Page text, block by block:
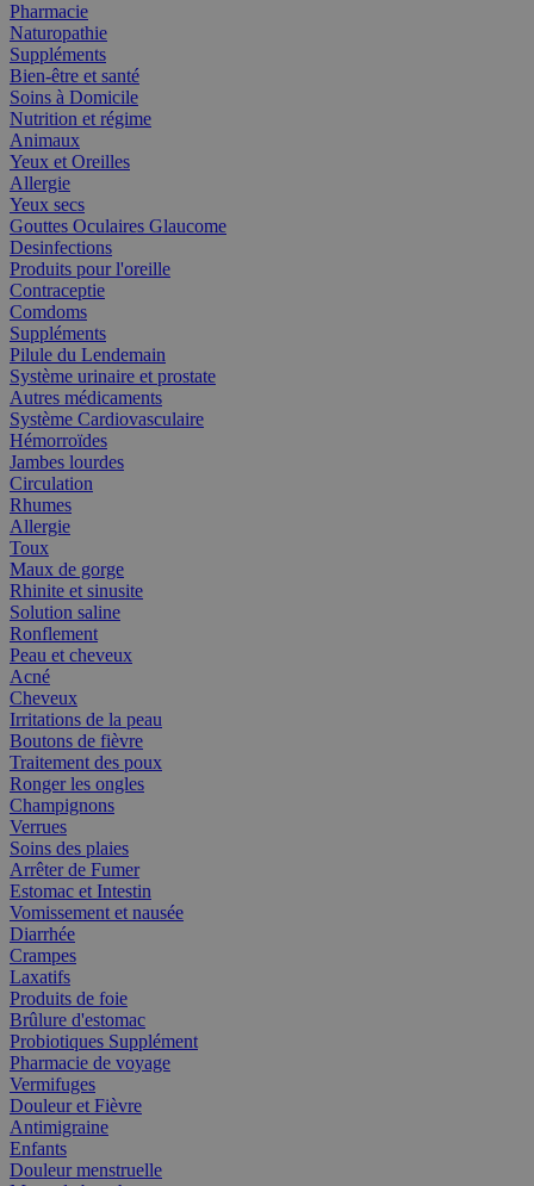
Pharmacie
Naturopathie
Suppléments
Bien-être et santé
Soins à Domicile
Nutrition et régime
Animaux
Yeux et Oreilles
Allergie
Yeux secs
Gouttes Oculaires Glaucome
Desinfections
Produits pour l'oreille
Contraceptie
Comdoms
Suppléments
Pilule du Lendemain
Système urinaire et prostate
Autres médicaments
Système Cardiovasculaire
Hémorroïdes
Jambes lourdes
Circulation
Rhumes
Allergie
Toux
Maux de gorge
Rhinite et sinusite
Solution saline
Ronflement
Peau et cheveux
Acné
Cheveux
Irritations de la peau
Boutons de fièvre
Traitement des poux
Ronger les ongles
Champignons
Verrues
Soins des plaies
Arrêter de Fumer
Estomac et Intestin
Vomissement et nausée
Diarrhée
Crampes
Laxatifs
Produits de foie
Brûlure d'estomac
Probiotiques Supplément
Pharmacie de voyage
Vermifuges
Douleur et Fièvre
Antimigraine
Enfants
Douleur menstruelle